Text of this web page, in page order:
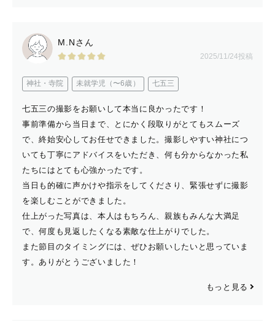
基本的には自家用車移動になりますが、
遠方のご依頼の場合は別途交通費を頂いております。
事前にお見積りさせて頂き、難しい場合は別のカメラマン
-------------
📸写真に対する想い📸
みなさんご依頼のほとんどが初めての出張撮影。
緊張しているという声もお問い合わせでよくお聞きいたし
ます。
M.Nさん
2025/11/24投稿
神社・寺院 未就学児（〜6歳） 七五三
七五三の撮影をお願いして本当に良かったです！
事前準備から当日まで、とにかく段取りがとてもスムーズ
で、終始安心してお任せできました。撮影しやすい神社につ
いても丁寧にアドバイスをいただき、何も分からなかった私
たちにはとても心強かったです。
当日も的確に声かけや指示をしてくださり、緊張せずに撮影
を楽しむことができました。
仕上がった写真は、本人はもちろん、親族もみんな大満足
で、何度も見返したくなる素敵な仕上がりでした。
また節目のタイミングには、ぜひお願いしたいと思っていま
す。ありがとうございました！
もっと見る